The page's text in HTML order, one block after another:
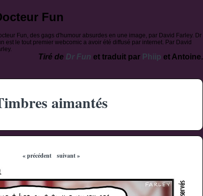
Fun
Fun, des gags d'humour absurdes en une image, par David Farley. Dr
est le tout premier webcomic a avoir été diffusé par internet. Par David
Tiré de Dr Fun et traduit par Phiip et Antoine.
aimantés
« précédent suivant »